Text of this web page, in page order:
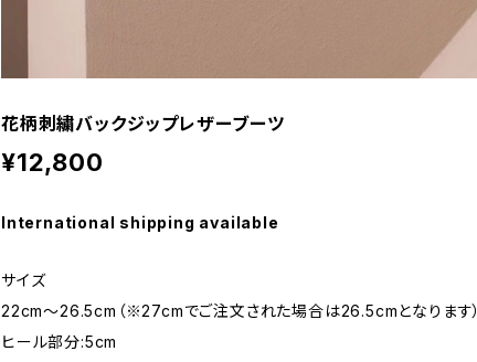
花柄刺繍バックジップレザーブーツ
¥12,800
International shipping available
サイズ
22cm〜26.5cm（※27cmでご注文された場合は26.5cmとなります）
ヒール部分:5cm